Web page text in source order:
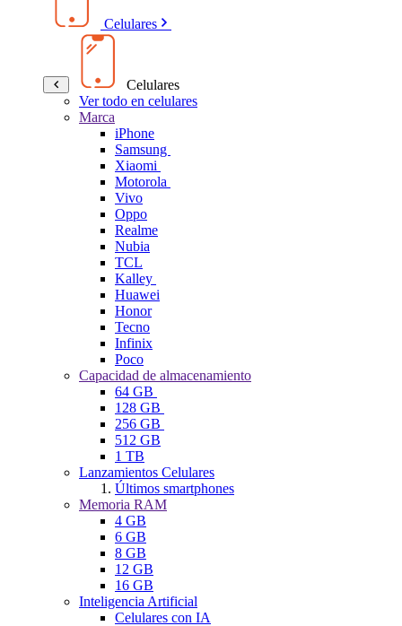
Celulares
Celulares
Ver todo en celulares
Marca
iPhone
Samsung
Xiaomi
Motorola
Vivo
Oppo
Realme
Nubia
TCL
Kalley
Huawei
Honor
Tecno
Infinix
Poco
Capacidad de almacenamiento
64 GB
128 GB
256 GB
512 GB
1 TB
Lanzamientos Celulares
Últimos smartphones
Memoria RAM
4 GB
6 GB
8 GB
12 GB
16 GB
Inteligencia Artificial
Celulares con IA